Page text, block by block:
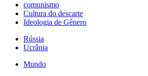
comunismo
Cultura do descarte
Ideologia de Gênero
Rússia
Ucrânia
Mundo